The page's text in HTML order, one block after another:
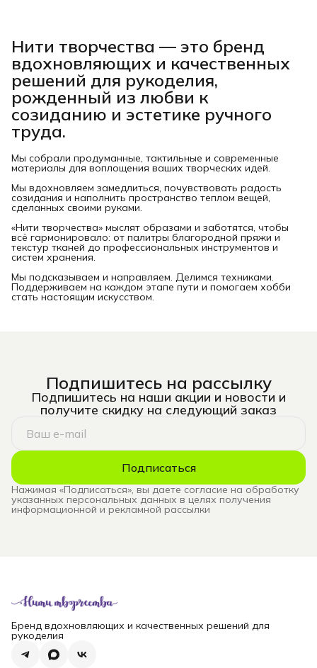
Нити творчества — это бренд
вдохновляющих и качественных
решений для рукоделия,
рожденный из любви к
созиданию и эстетике ручного
труда.
Мы собрали продуманные, тактильные и современные
материалы для воплощения ваших творческих идей.
Мы вдохновляем замедлиться, почувствовать радость
созидания и наполнить пространство теплом вещей,
сделанных своими руками.
«Нити творчества» мыслят образами и заботятся, чтобы
всё гармонировало: от палитры благородной пряжи и
текстур тканей до профессиональных инструментов и
систем хранения.
Мы подсказываем и направляем. Делимся техниками.
Поддерживаем на каждом этапе пути и помогаем хобби
стать настоящим искусством.
Подпишитесь на рассылку
Подпишитесь на наши акции и новости и
получите скидку на следующий заказ
Подписаться
Нажимая «Подписаться», вы даете согласие на обработку
указанных персональных данных в целях получения
информационной и рекламной рассылки
Бренд вдохновляющих и качественных решений для
рукоделия